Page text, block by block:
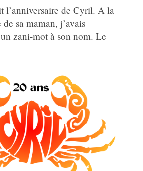
l’anniversaire de Cyril. A la
sa maman, j’avais
zani-mot à son nom. Le